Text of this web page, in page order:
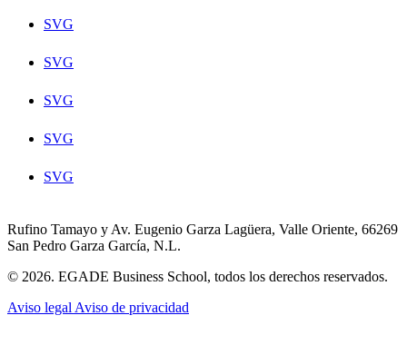
SVG
SVG
SVG
SVG
SVG
Rufino Tamayo y Av. Eugenio Garza Lagüera, Valle Oriente, 66269
San Pedro Garza García, N.L.
© 2026. EGADE Business School, todos los derechos reservados.
Aviso legal Aviso de privacidad